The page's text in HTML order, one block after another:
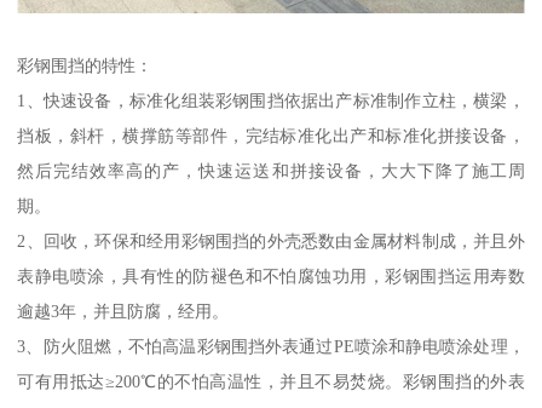
彩钢围挡的特性：
1、快速设备，标准化组装彩钢围挡依据出产标准制作立柱，横梁，
挡板，斜杆，横撑筋等部件，完结标准化出产和标准化拼接设备，
然后完结效率高的产，快速运送和拼接设备，大大下降了施工周
期。
2、回收，环保和经用彩钢围挡的外壳悉数由金属材料制成，并且外
表静电喷涂，具有性的防褪色和不怕腐蚀功用，彩钢围挡运用寿数
逾越3年，并且防腐，经用。
3、防火阻燃，不怕高温彩钢围挡外表通过PE喷涂和静电喷涂处理，
可有用抵达≥200℃的不怕高温性，并且不易焚烧。彩钢围挡的外表